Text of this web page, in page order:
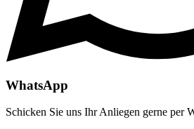
WhatsApp
Schicken Sie uns Ihr Anliegen gerne per